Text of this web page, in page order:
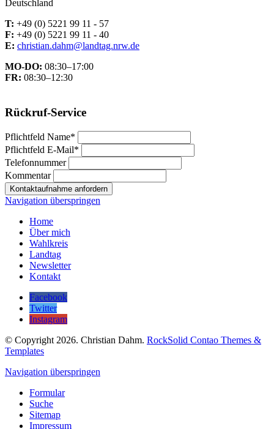
Deutschland
T: +49 (0) 5221 99 11 - 57
F: +49 (0) 5221 99 11 - 40
E: christian.dahm@landtag.nrw.de
MO-DO: 08:30–17:00
FR: 08:30–12:30
Rückruf-Service
Pflichtfeld Name*
Pflichtfeld E-Mail*
Telefonnummer
Kommentar
Kontaktaufnahme anfordern
Navigation überspringen
Home
Über mich
Wahlkreis
Landtag
Newsletter
Kontakt
Facebook
Twitter
Instagram
© Copyright 2026. Christian Dahm. RockSolid Contao Themes &
Templates
Navigation überspringen
Formular
Suche
Sitemap
Impressum